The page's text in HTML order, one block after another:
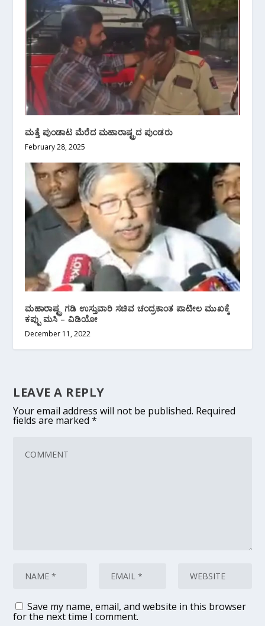
ಮತ್ತೆ ಪುಂಡಾಟ ಮೆರೆದ ಮಹಾರಾಷ್ಟ್ರದ ಪುಂಡರು
February 28, 2025
ಮಹಾರಾಷ್ಟ್ರ ಗಡಿ ಉಸ್ತುವಾರಿ ಸಚಿವ ಚಂದ್ರಕಾಂತ ‌ಪಾಟೀಲ ಮುಖಕ್ಕೆ
ಕಪ್ಪು ಮಸಿ – ವಿಡಿಯೋ
December 11, 2022
LEAVE A REPLY
Your email address will not be published. Required
fields are marked*
Save my name, email, and website in this browser
for the next time I comment.